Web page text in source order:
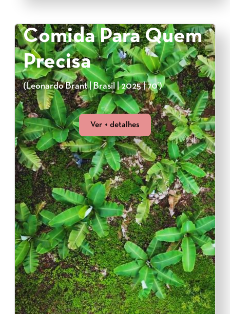
Comida Para Quem
Precisa
(Leonardo Brant | Brasil | 2025 | 70’)
Ver + detalhes